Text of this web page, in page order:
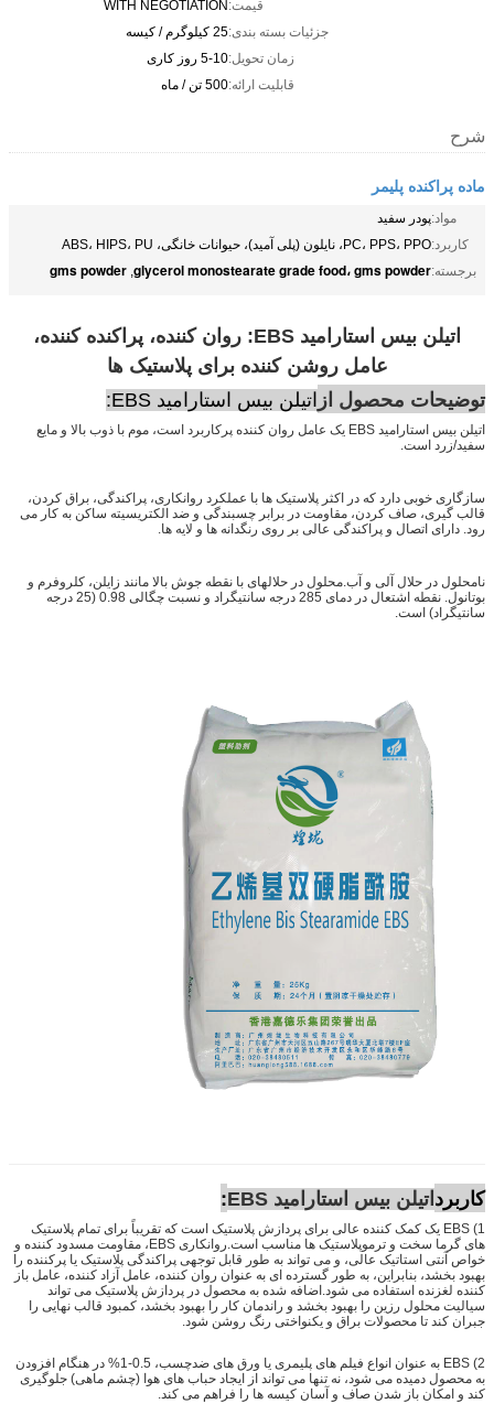
قیمت:WITH NEGOTIATION
جزئیات بسته بندی:25 کیلوگرم / کیسه
زمان تحویل:5-10 روز کاری
قابلیت ارائه:500 تن / ماه
شرح
ماده پراکنده پلیمر
مواد:پودر سفید
کاربرد:PC، PPS، PPO، نایلون (پلی آمید)، حیوانات خانگی، ABS، HIPS، PU
برجسته:glycerol monostearate grade food، gms powder,
gms powder
اتیلن بیس استارامید EBS: روان کننده، پراکنده کننده،
عامل روشن کننده برای پلاستیک ها
توضیحات محصول از اتیلن بیس استارامید EBS:
اتیلن بیس استارامید EBS یک عامل روان کننده پرکاربرد است، موم با ذوب بالا و مایع
سفید/زرد است.
سازگاری خوبی دارد که در اکثر پلاستیک ها با عملکرد روانکاری، پراکندگی، براق کردن،
قالب گیری، صاف کردن، مقاومت در برابر چسبندگی و ضد الکتریسیته ساکن به کار می
رود. دارای اتصال و پراکندگی عالی بر روی رنگدانه ها و لایه ها.
نامحلول در حلال آلی و آب.محلول در حلالهای با نقطه جوش بالا مانند زایلن، کلروفرم و
بوتانول. نقطه اشتعال در دمای 285 درجه سانتیگراد و نسبت چگالی 0.98 (25 درجه
سانتیگراد) است.
کاربرد اتیلن بیس استارامید EBS :
1) EBS یک کمک کننده عالی برای پردازش پلاستیک است که تقریباً برای تمام پلاستیک
های گرما سخت و ترموپلاستیک ها مناسب است.روانکاری EBS، مقاومت مسدود کننده و
خواص آنتی استاتیک عالی، و می تواند به طور قابل توجهی پراکندگی پلاستیک یا پرکننده را
بهبود بخشد، بنابراین، به طور گسترده ای به عنوان روان کننده، عامل آزاد کننده، عامل باز
کننده لغزنده استفاده می شود.اضافه شده به محصول در پردازش پلاستیک می تواند
سیالیت محلول رزین را بهبود بخشد و راندمان کار را بهبود بخشد، کمبود قالب نهایی را
جبران کند تا محصولات براق و یکنواختی رنگ روشن شود.
2) EBS به عنوان انواع فیلم های پلیمری یا ورق های ضدچسب، 0.5-1% در هنگام افزودن
به محصول دمیده می شود، نه تنها می تواند از ایجاد حباب های هوا (چشم ماهی) جلوگیری
کند و امکان باز شدن صاف و آسان کیسه ها را فراهم می کند.